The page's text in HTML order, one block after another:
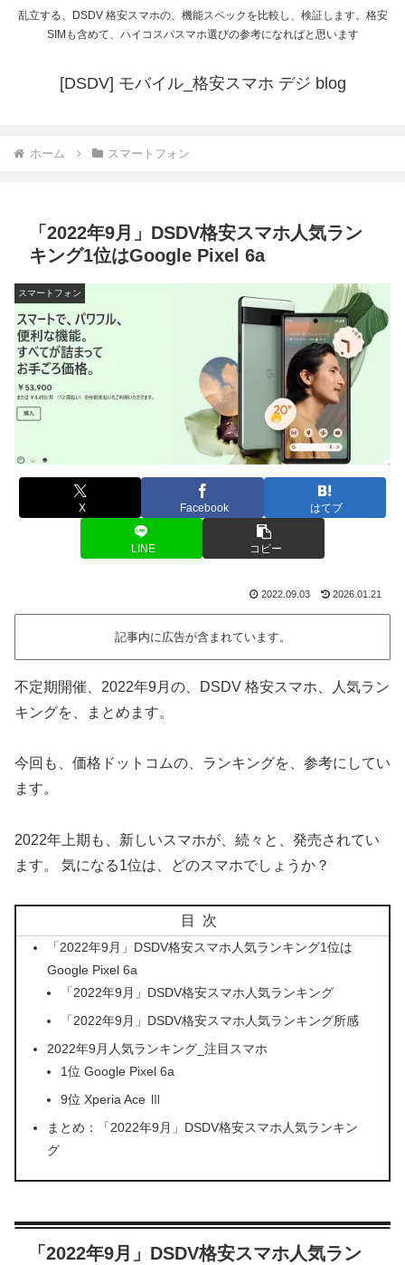
乱立する、DSDV 格安スマホの、機能スペックを比較し、検証します。格安
SIMも含めて、ハイコスパスマホ選びの参考になればと思います
[DSDV] モバイル_格安スマホ デジ blog
ホーム スマートフォン
「2022年9月」DSDV格安スマホ人気ラン
キング1位はGoogle Pixel 6a
スマートフォン
X Facebook はてブ
LINE コピー
2022.09.03 2026.01.21
記事内に広告が含まれています。
不定期開催、2022年9月の、DSDV 格安スマホ、人気ラン
キングを、まとめます。
今回も、価格ドットコムの、ランキングを、参考にしてい
ます。
2022年上期も、新しいスマホが、続々と、発売されてい
ます。 気になる1位は、どのスマホでしょうか？
目次
「2022年9月」DSDV格安スマホ人気ランキング1位は
Google Pixel 6a
「2022年9月」DSDV格安スマホ人気ランキング
「2022年9月」DSDV格安スマホ人気ランキング所感
2022年9月人気ランキング_注目スマホ
1位 Google Pixel 6a
9位 Xperia Ace Ⅲ
まとめ：「2022年9月」DSDV格安スマホ人気ランキン
グ
「2022年9月」DSDV格安スマホ人気ラン